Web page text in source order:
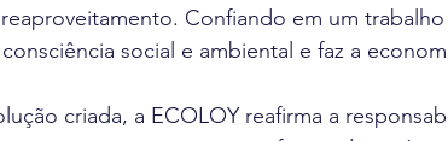
Confiando em um
social e ambiental e faz a
criada, a ECOLOY reafirma a